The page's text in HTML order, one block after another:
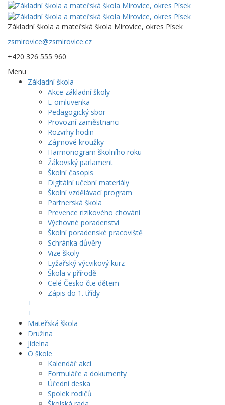
Základní škola a mateřská škola Mirovice, okres Písek
zsmirovice@zsmirovice.cz
+420 326 555 960
Menu
Základní škola
Akce základní školy
E-omluvenka
Pedagogický sbor
Provozní zaměstnanci
Rozvrhy hodin
Zájmové kroužky
Harmonogram školního roku
Žákovský parlament
Školní časopis
Digitální učební materiály
Školní vzdělávací program
Partnerská škola
Prevence rizikového chování
Výchovné poradenství
Školní poradenské pracoviště
Schránka důvěry
Vize školy
Lyžařský výcvikový kurz
Škola v přírodě
Celé Česko čte dětem
Zápis do 1. třídy
+
+
Mateřská škola
Družina
Jídelna
O škole
Kalendář akcí
Formuláře a dokumenty
Úřední deska
Spolek rodičů